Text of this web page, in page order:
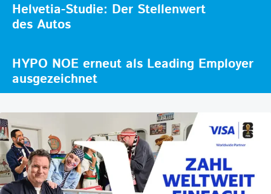
Helvetia-Studie: Der Stellenwert
des Autos
HYPO NOE erneut als Leading Employer
ausgezeichnet